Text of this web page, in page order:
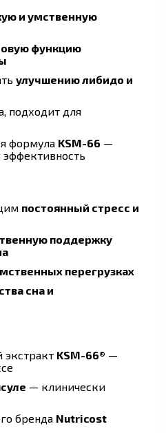
и умственную
функцию
улучшению либидо и
подходит для
формула KSM-66 —
эффективность
постоянный стресс и
поддержку
перегрузках
сна и
KSM-66® —
— клинически
бренда Nutricost